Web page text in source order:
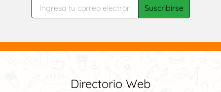
Directorio Web